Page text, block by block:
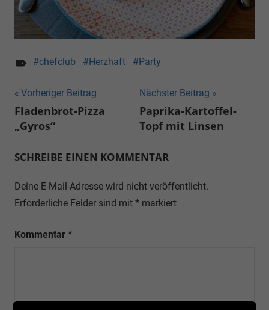
chefclub Herzhaft Party
Beitragsnavigation
Vorheriger Beitrag
Fladenbrot-Pizza
„Gyros“
Nächster Beitrag
Paprika-Kartoffel-
Topf mit Linsen
SCHREIBE EINEN KOMMENTAR
Deine E-Mail-Adresse wird nicht veröffentlicht.
Erforderliche Felder sind mit * markiert
Kommentar *